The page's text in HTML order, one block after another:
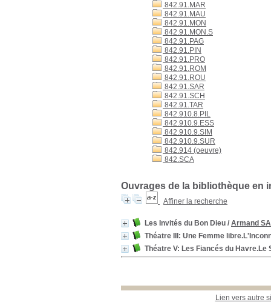
842.91.MAR
842.91.MAU
842.91.MON
842.91.MON.S
842.91.PAG
842.91.PIN
842.91.PRO
842.91.ROM
842.91.ROU
842.91.SAR
842.91.SCH
842.91.TAR
842.910.8.PIL
842.910.9.ESS
842.910.9.SIM
842.910.9.SUR
842.914 (oeuvre)
842.SCA
Ouvrages de la bibliothèque en
Affiner la recherche
Les Invités du Bon Dieu / Armand
Théatre III: Une Femme
Théatre V: Les Fiancés du
Lien vers autre